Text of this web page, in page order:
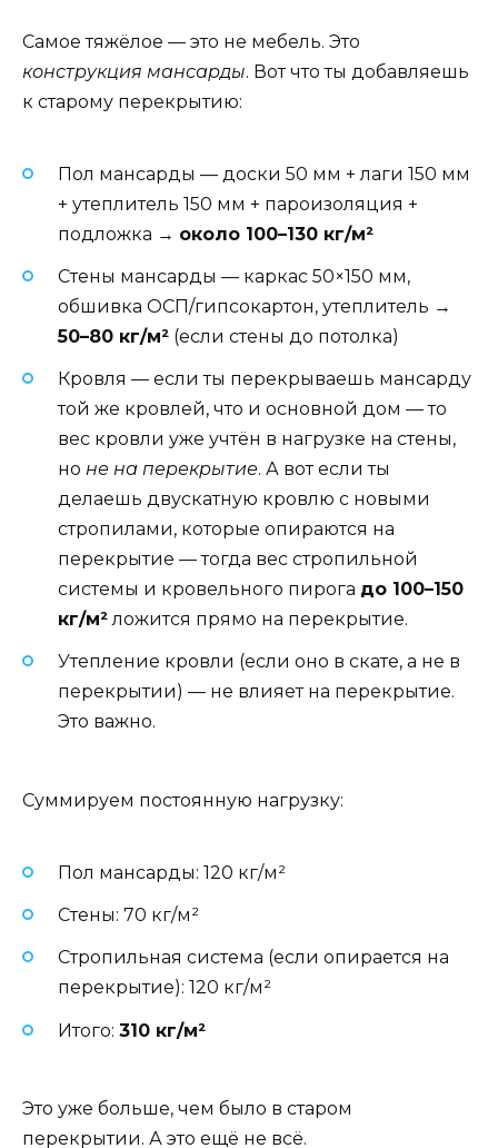
Самое тяжёлое — это не мебель. Это
конструкция мансарды. Вот что ты добавляешь
к старому перекрытию:
Пол мансарды — доски 50 мм + лаги 150 мм
+ утеплитель 150 мм + пароизоляция +
подложка → около 100–130 кг/м²
Стены мансарды — каркас 50×150 мм,
обшивка ОСП/гипсокартон, утеплитель →
50–80 кг/м² (если стены до потолка)
Кровля — если ты перекрываешь мансарду
той же кровлей, что и основной дом — то
вес кровли уже учтён в нагрузке на стены,
но не на перекрытие. А вот если ты
делаешь двускатную кровлю с новыми
стропилами, которые опираются на
перекрытие — тогда вес стропильной
системы и кровельного пирога до 100–150
кг/м²ложится прямо на перекрытие.
Утепление кровли (если оно в скате, а не в
перекрытии) — не влияет на перекрытие.
Это важно.
Суммируем постоянную нагрузку:
Пол мансарды: 120 кг/м²
Стены: 70 кг/м²
Стропильная система (если опирается на
перекрытие): 120 кг/м²
Итого: 310 кг/м²
Это уже больше, чем было в старом
перекрытии. А это ещё не всё.